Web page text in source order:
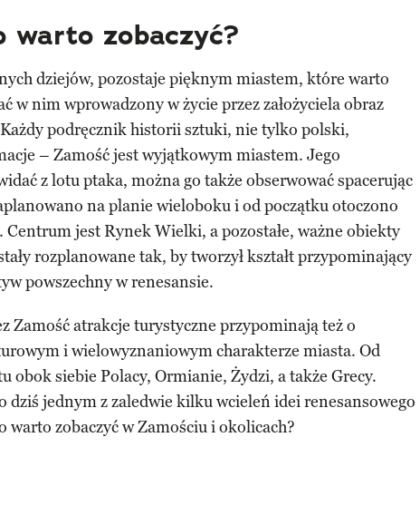
warto zobaczyć?
dziejów, pozostaje pięknym miastem, które warto
w nim wprowadzony w życie przez założyciela obraz
podręcznik historii sztuki, nie tylko polski,
– Zamość jest wyjątkowym miastem. Jego
z lotu ptaka, można go także obserwować spacerując
na planie wieloboku i od początku otoczono
jest Rynek Wielki, a pozostałe, ważne obiekty
rozplanowane tak, by tworzył kształt przypominający
powszechny w renesansie.
Zamość atrakcje turystyczne przypominają też o
i wielowyznaniowym charakterze miasta. Od
obok siebie Polacy, Ormianie, Żydzi, a także Grecy.
dziś jednym z zaledwie kilku wcieleń idei renesansowego
warto zobaczyć w Zamościu i okolicach?